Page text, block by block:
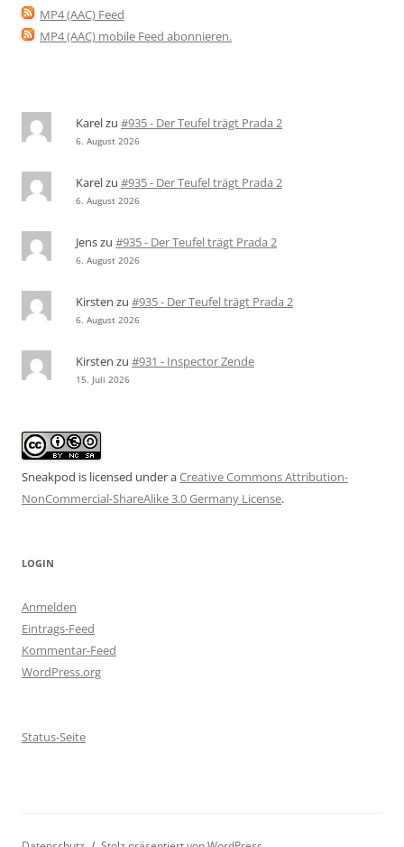
MP4 (AAC) Feed
MP4 (AAC) mobile Feed abonnieren.
Karelzu #935 - Der Teufel trägt Prada 2
6. August 2026
Karelzu #935 - Der Teufel trägt Prada 2
6. August 2026
Jenszu #935 - Der Teufel trägt Prada 2
6. August 2026
Kirsten zu #935 - Der Teufel trägt Prada 2
6. August 2026
Kirsten zu #931 - Inspector Zende
15. Juli 2026
Sneakpod is licensed under aCreative Commons Attribution-
NonCommercial-ShareAlike 3.0 Germany License.
LOGIN
Anmelden
Eintrags-Feed
Kommentar-Feed
WordPress.org
Status-Seite